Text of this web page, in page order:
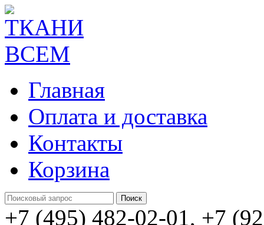
Главная
Оплата и доставка
Контакты
Корзина
+7 (495) 482-02-01, +7